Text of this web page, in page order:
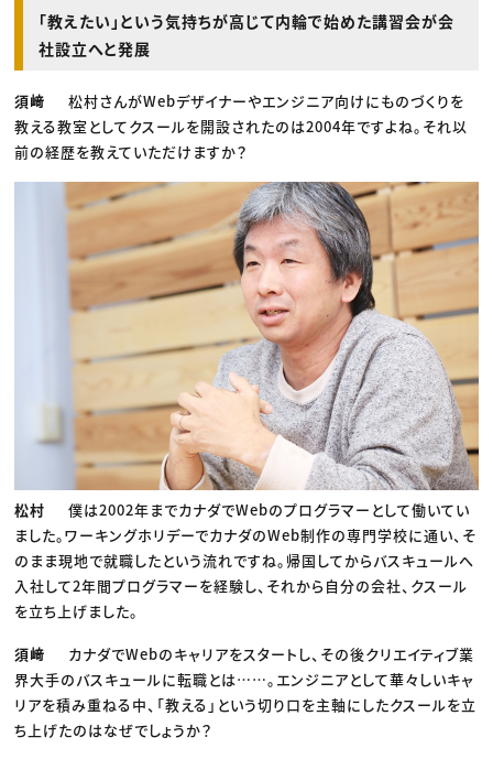
「教えたい」という気持ちが高じて内輪で始めた講習会が会
社設立へと発展
須﨑
松村さんがWebデザイナーやエンジニア向けにものづくりを
教える教室としてクスールを開設されたのは2004年ですよね。それ以
前の経歴を教えていただけますか？
松村
僕は2002年までカナダでWebのプログラマーとして働いてい
ました。ワーキングホリデーでカナダのWeb制作の専門学校に通い、そ
のまま現地で就職したという流れですね。帰国してからバスキュールへ
入社して2年間プログラマーを経験し、それから自分の会社、クスール
を立ち上げました。
須﨑
カナダでWebのキャリアをスタートし、その後クリエイティブ業
界大手のバスキュールに転職とは……。エンジニアとして華々しいキャ
リアを積み重ねる中、「教える」という切り口を主軸にしたクスールを立
ち上げたのはなぜでしょうか？